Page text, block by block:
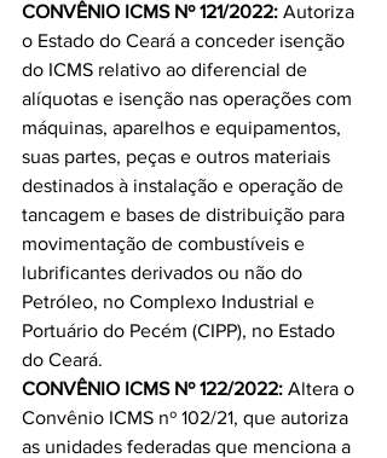
CONVÊNIO ICMS Nº 121/2022: Autoriza
o Estado do Ceará a conceder isenção
do ICMS relativo ao diferencial de
alíquotas e isenção nas operações com
máquinas, aparelhos e equipamentos,
suas partes, peças e outros materiais
destinados à instalação e operação de
tancagem e bases de distribuição para
movimentação de combustíveis e
lubrificantes derivados ou não do
Petróleo, no Complexo Industrial e
Portuário do Pecém (CIPP), no Estado
do Ceará.
CONVÊNIO ICMS Nº 122/2022: Altera o
Convênio ICMS nº 102/21, que autoriza
as unidades federadas que menciona a